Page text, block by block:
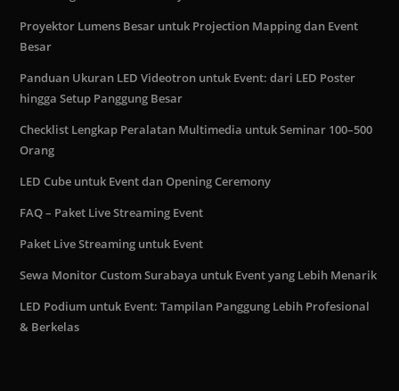
Proyektor Lumens Besar untuk Projection Mapping dan Event
Besar
Panduan Ukuran LED Videotron untuk Event: dari LED Poster
hingga Setup Panggung Besar
Checklist Lengkap Peralatan Multimedia untuk Seminar 100–500
Orang
LED Cube untuk Event dan Opening Ceremony
FAQ – Paket Live Streaming Event
Paket Live Streaming untuk Event
Sewa Monitor Custom Surabaya untuk Event yang Lebih Menarik
LED Podium untuk Event: Tampilan Panggung Lebih Profesional
& Berkelas